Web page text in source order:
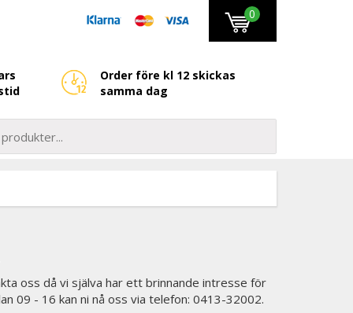
0
Order före kl 12 skickas
samma dag
oss då vi själva har ett brinnande intresse för
09 - 16 kan ni nå oss via telefon: 0413-32002.